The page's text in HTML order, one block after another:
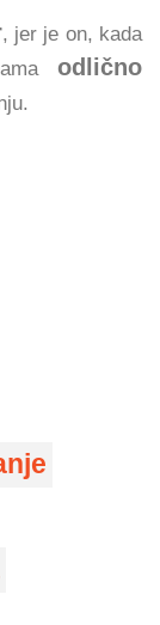
, jer je on, kada
odlično